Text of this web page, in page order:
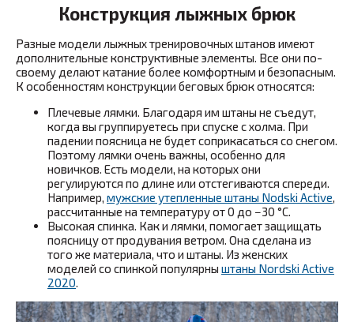
Конструкция лыжных брюк
Разные модели лыжных тренировочных штанов имеют
дополнительные конструктивные элементы. Все они по-
своему делают катание более комфортным и безопасным.
К особенностям конструкции беговых брюк относятся:
Плечевые лямки. Благодаря им штаны не съедут,
когда вы группируетесь при спуске с холма. При
падении поясница не будет соприкасаться со снегом.
Поэтому лямки очень важны, особенно для
новичков. Есть модели, на которых они
регулируются по длине или отстегиваются спереди.
Например, мужские утепленные штаны Nodski Active,
рассчитанные на температуру от 0 до −30 °С.
Высокая спинка. Как и лямки, помогает защищать
поясницу от продувания ветром. Она сделана из
того же материала, что и штаны. Из женских
моделей со спинкой популярны штаны Nordski Active
2020.